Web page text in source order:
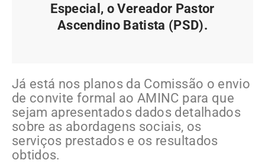
Especial, o Vereador Pastor
Ascendino Batista (PSD).
Já está nos planos da Comissão o envio
de convite formal ao AMINC para que
sejam apresentados dados detalhados
sobre as abordagens sociais, os
serviços prestados e os resultados
obtidos.